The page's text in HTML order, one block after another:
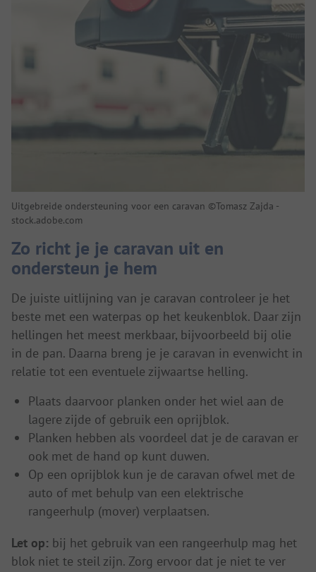
Uitgebreide ondersteuning voor een caravan ©Tomasz Zajda -
stock.adobe.com
Zo richt je je caravan uit en
ondersteun je hem
De juiste uitlijning van je caravan controleer je het
beste met een waterpas op het keukenblok. Daar zijn
hellingen het meest merkbaar, bijvoorbeeld bij olie
in de pan. Daarna breng je je caravan in evenwicht in
relatie tot een eventuele zijwaartse helling.
Plaats daarvoor planken onder het wiel aan de
lagere zijde of gebruik een oprijblok.
Planken hebben als voordeel dat je de caravan er
ook met de hand op kunt duwen.
Op een oprijblok kun je de caravan ofwel met de
auto of met behulp van een elektrische
rangeerhulp (mover) verplaatsen.
Let op: bij het gebruik van een rangeerhulp mag het
blok niet te steil zijn. Zorg ervoor dat je niet te ver